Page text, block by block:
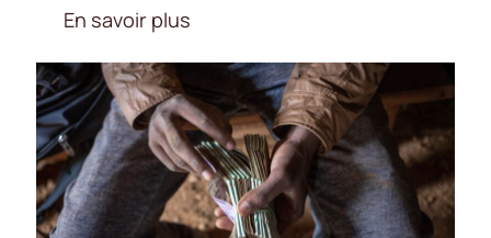
En savoir plus